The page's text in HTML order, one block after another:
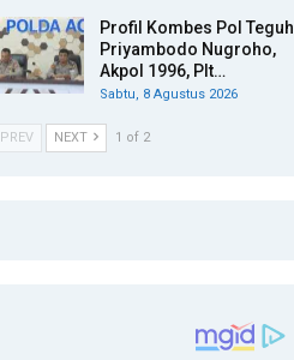
Profil Kombes Pol Teguh
Priyambodo Nugroho,
Akpol 1996, Plt…
Sabtu, 8 Agustus 2026
PREV NEXT 1 of 2